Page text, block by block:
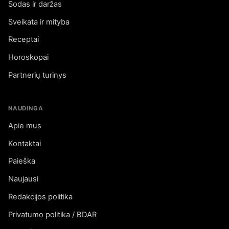
Sodas ir daržas
Sveikata ir mityba
Receptai
Horoskopai
Partnerių turinys
NAUDINGA
Apie mus
Kontaktai
Paieška
Naujausi
Redakcijos politika
Privatumo politika / BDAR